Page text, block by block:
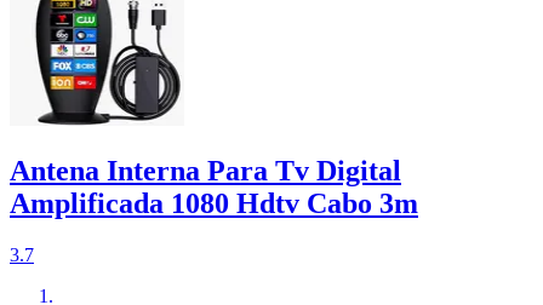
Antena Interna Para Tv Digital
Amplificada 1080 Hdtv Cabo 3m
3.7